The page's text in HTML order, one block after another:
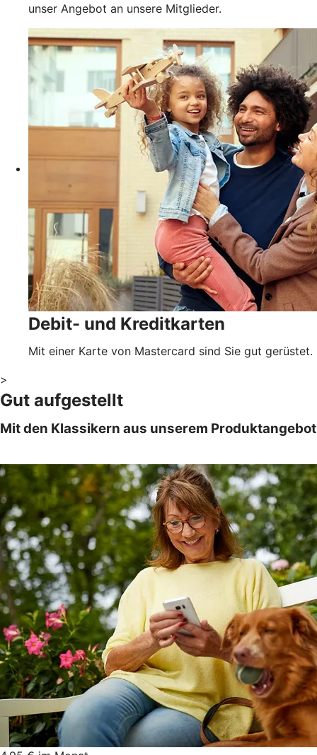
unser Angebot an unsere Mitglieder.
Debit- und Kreditkarten
Mit einer Karte von Mastercard sind Sie gut gerüstet.
>
Gut aufgestellt
Mit den Klassikern aus unserem Produktangebot